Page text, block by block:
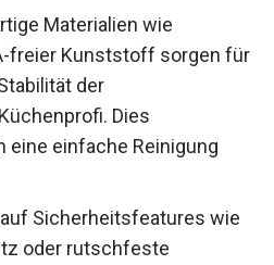
Materialien wie
freier Kunststoff sorgen für
der
Dies
eine einfache Reinigung
Sicherheitsfeatures wie
oder rutschfeste